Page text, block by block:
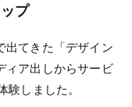
プ
出てきた「デザイン
ィア出しからサービ
しました。